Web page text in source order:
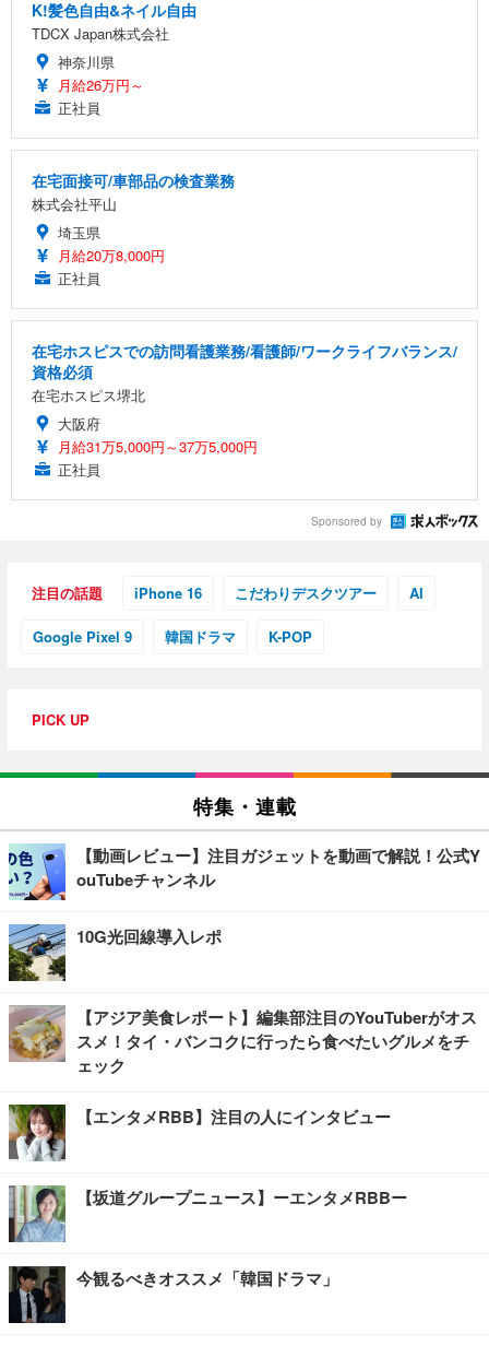
K!髪色自由&ネイル自由
TDCX Japan株式会社
神奈川県
月給26万円～
正社員
在宅面接可/車部品の検査業務
株式会社平山
埼玉県
月給20万8,000円
正社員
在宅ホスピスでの訪問看護業務/看護師/ワークライフバランス/
資格必須
在宅ホスピス堺北
大阪府
月給31万5,000円～37万5,000円
正社員
Sponsored by
注目の話題 iPhone 16 こだわりデスクツアー AI
Google Pixel 9 韓国ドラマ K-POP
PICK UP
特集・連載
【動画レビュー】注目ガジェットを動画で解説！公式Y
ouTubeチャンネル
10G光回線導入レポ
【アジア美食レポート】編集部注目のYouTuberがオス
スメ！タイ・バンコクに行ったら食べたいグルメをチ
ェック
【エンタメRBB】注目の人にインタビュー
【坂道グループニュース】ーエンタメRBBー
今観るべきオススメ「韓国ドラマ」